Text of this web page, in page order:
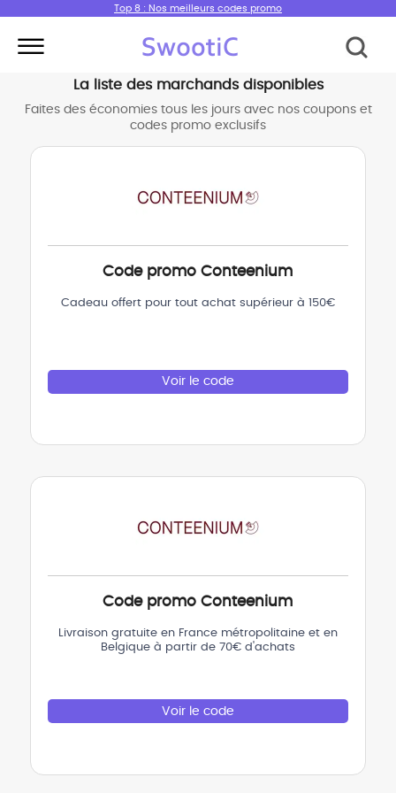
Top 8 : Nos meilleurs codes promo
La liste des marchands disponibles
Faites des économies tous les jours avec nos coupons et
codes promo exclusifs
Code promo Conteenium
Cadeau offert pour tout achat supérieur à 150€
Voir le code
Code promo Conteenium
Livraison gratuite en France métropolitaine et en
Belgique à partir de 70€ d'achats
Voir le code